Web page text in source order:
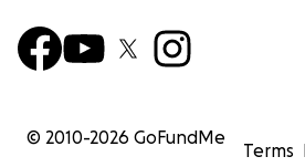
© 2010-2026 GoFundMe
Terms